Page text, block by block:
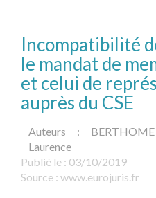
Incompatibilité
le mandat de
et celui de
auprès du CSE
Auteurs : BERTHOME
Laurence
Publié le : 03/10/2019
Source : www.eurojuris.fr